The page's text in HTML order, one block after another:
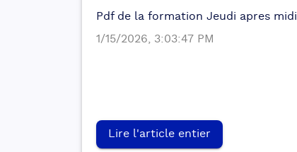
Pdf de la formation Jeudi apres midi
1/15/2026, 3:03:47 PM
Lire l'article entier